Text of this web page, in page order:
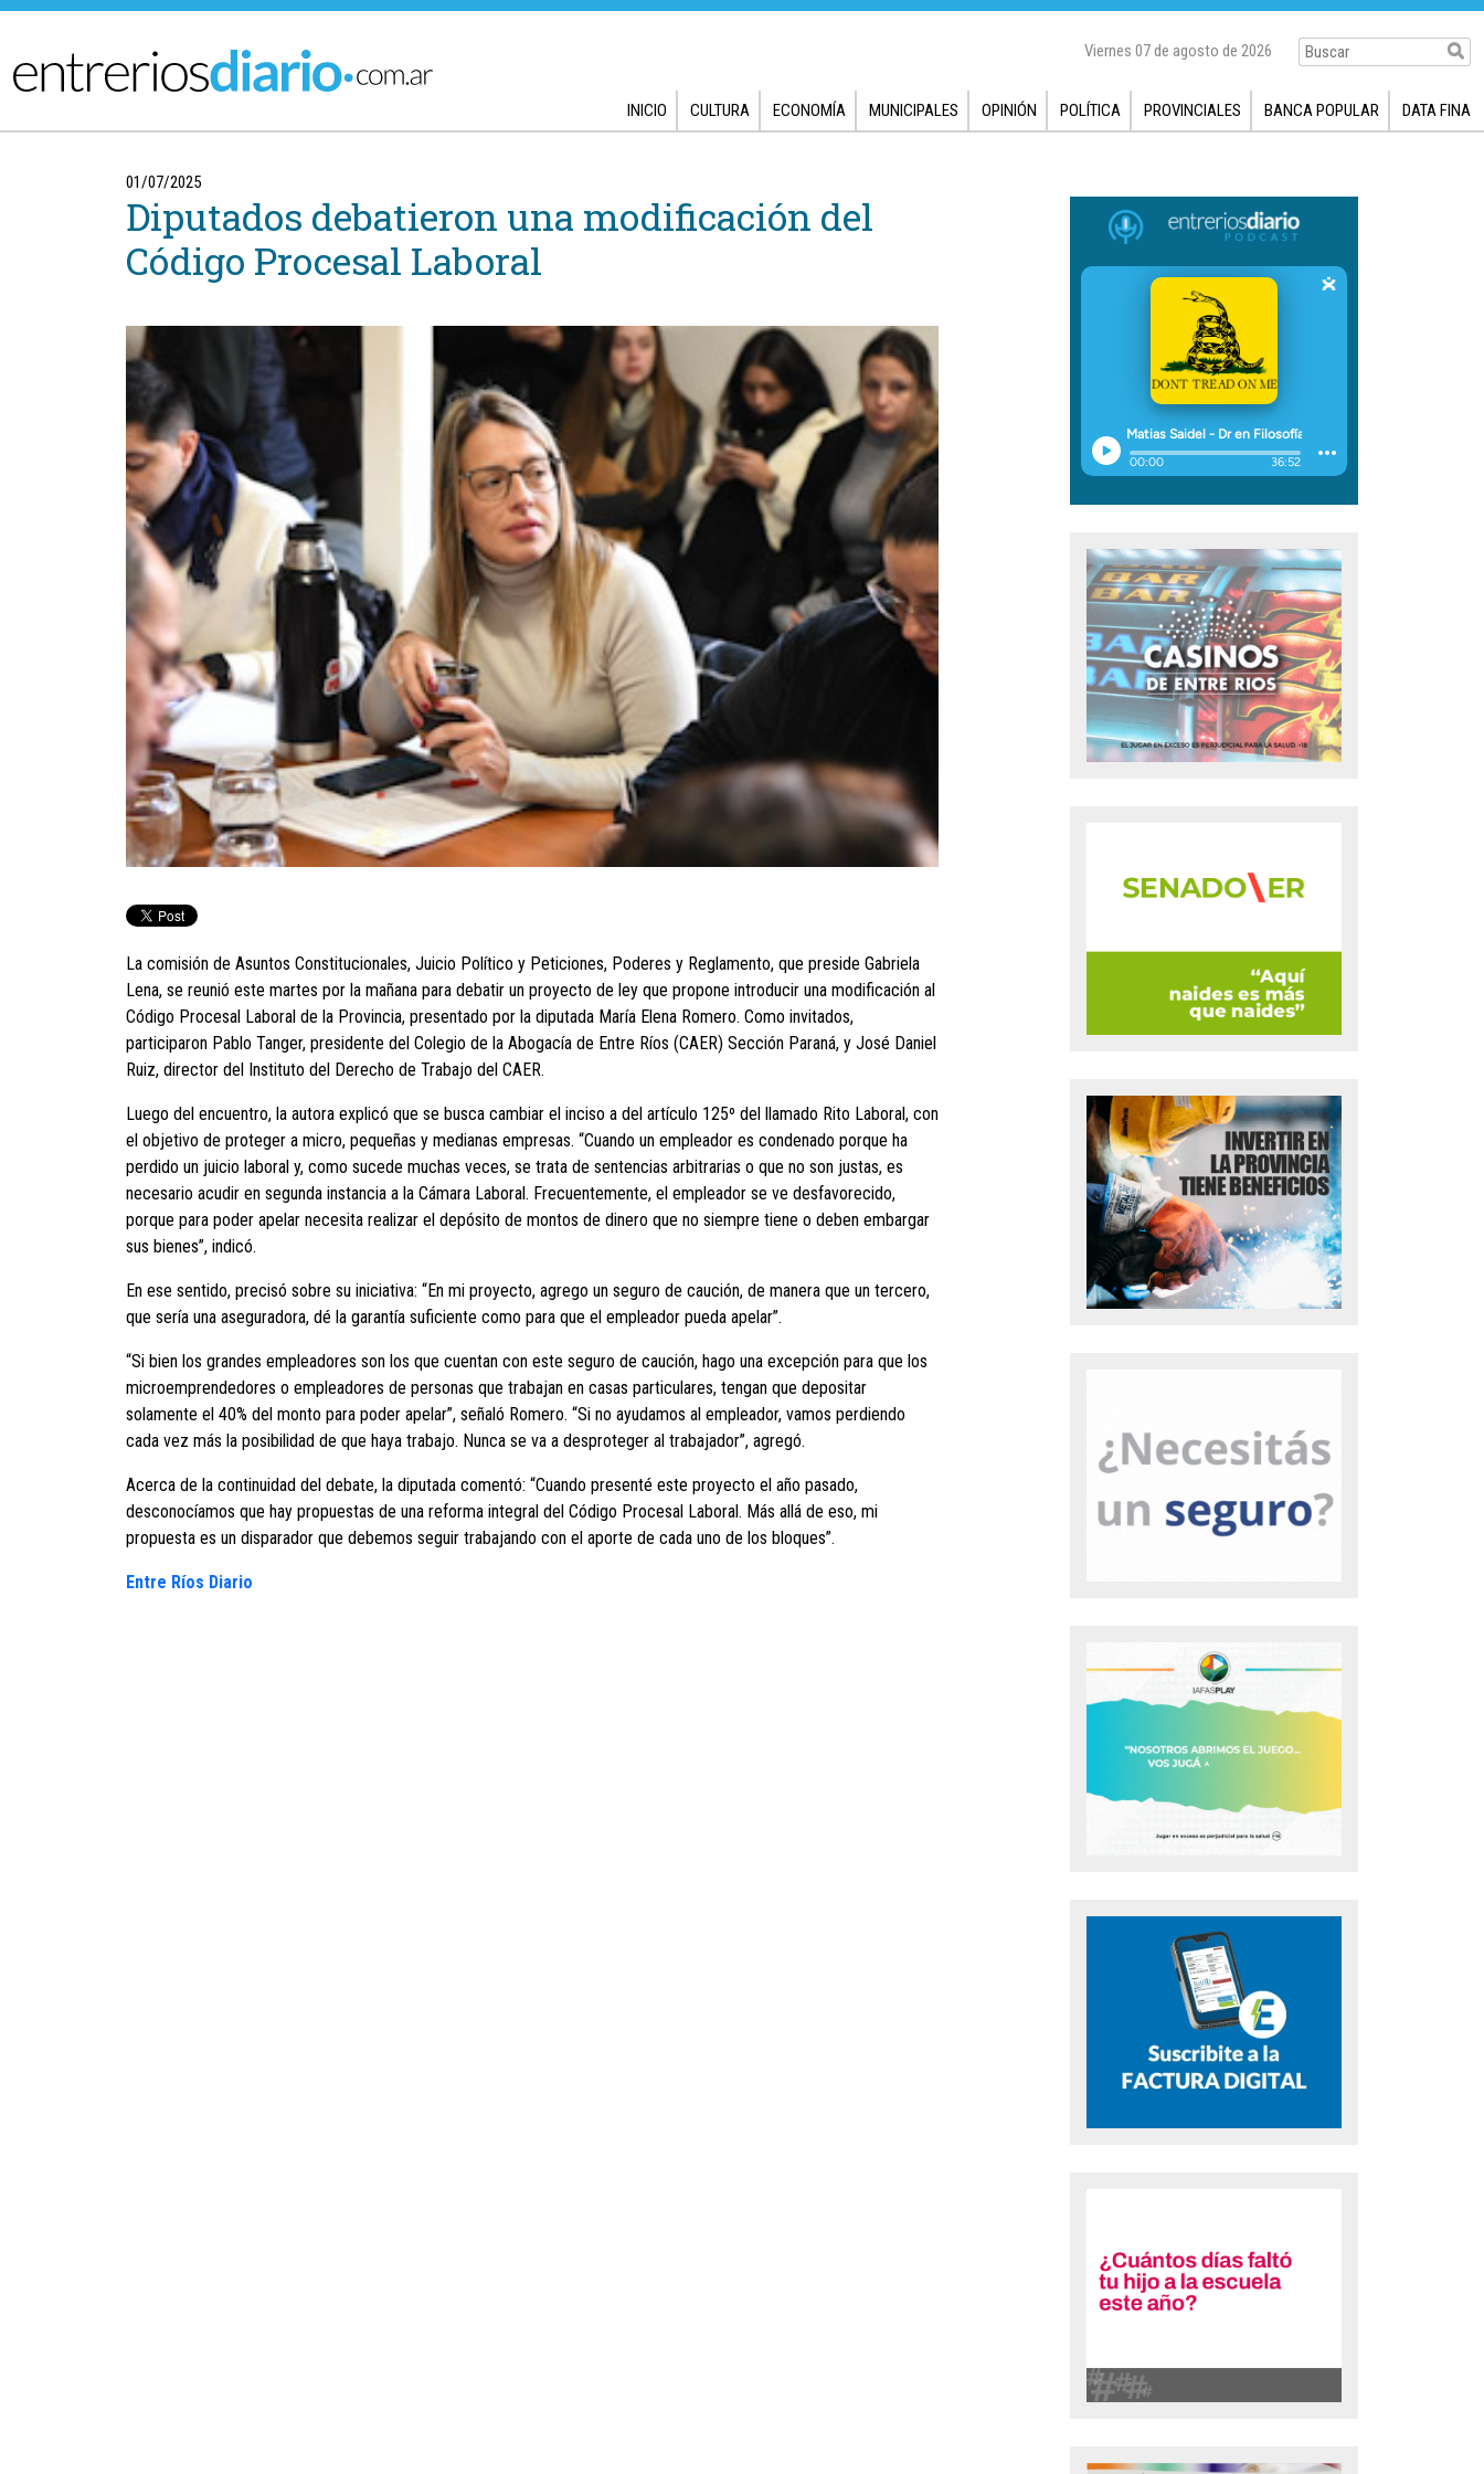
Ir al menú principal
Viernes 07 de agosto de 2026
INICIO CULTURA ECONOMÍA MUNICIPALES OPINIÓN POLÍTICA PROVINCIALES BANCA POPULAR DATA FINA
01/07/2025
Diputados debatieron una modificación del
Código Procesal Laboral
La comisión de Asuntos Constitucionales, Juicio Político y Peticiones, Poderes y Reglamento, que preside Gabriela
Lena, se reunió este martes por la mañana para debatir un proyecto de ley que propone introducir una modificación al
Código Procesal Laboral de la Provincia, presentado por la diputada María Elena Romero. Como invitados,
participaron Pablo Tanger, presidente del Colegio de la Abogacía de Entre Ríos (CAER) Sección Paraná, y José Daniel
Ruiz, director del Instituto del Derecho de Trabajo del CAER.
Luego del encuentro, la autora explicó que se busca cambiar el inciso a del artículo 125º del llamado Rito Laboral, con
el objetivo de proteger a micro, pequeñas y medianas empresas. “Cuando un empleador es condenado porque ha
perdido un juicio laboral y, como sucede muchas veces, se trata de sentencias arbitrarias o que no son justas, es
necesario acudir en segunda instancia a la Cámara Laboral. Frecuentemente, el empleador se ve desfavorecido,
porque para poder apelar necesita realizar el depósito de montos de dinero que no siempre tiene o deben embargar
sus bienes”, indicó.
En ese sentido, precisó sobre su iniciativa: “En mi proyecto, agrego un seguro de caución, de manera que un tercero,
que sería una aseguradora, dé la garantía suficiente como para que el empleador pueda apelar”.
“Si bien los grandes empleadores son los que cuentan con este seguro de caución, hago una excepción para que los
microemprendedores o empleadores de personas que trabajan en casas particulares, tengan que depositar
solamente el 40% del monto para poder apelar”, señaló Romero. “Si no ayudamos al empleador, vamos perdiendo
cada vez más la posibilidad de que haya trabajo. Nunca se va a desproteger al trabajador”, agregó.
Acerca de la continuidad del debate, la diputada comentó: “Cuando presenté este proyecto el año pasado,
desconocíamos que hay propuestas de una reforma integral del Código Procesal Laboral. Más allá de eso, mi
propuesta es un disparador que debemos seguir trabajando con el aporte de cada uno de los bloques”.
Entre Ríos Diario